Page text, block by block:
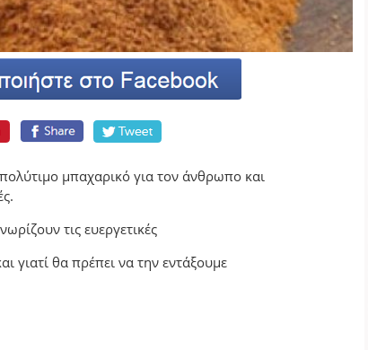
μπαχαρικό για τον άνθρωπο και
τις ευεργετικές
γιατί θα πρέπει να την εντάξουμε